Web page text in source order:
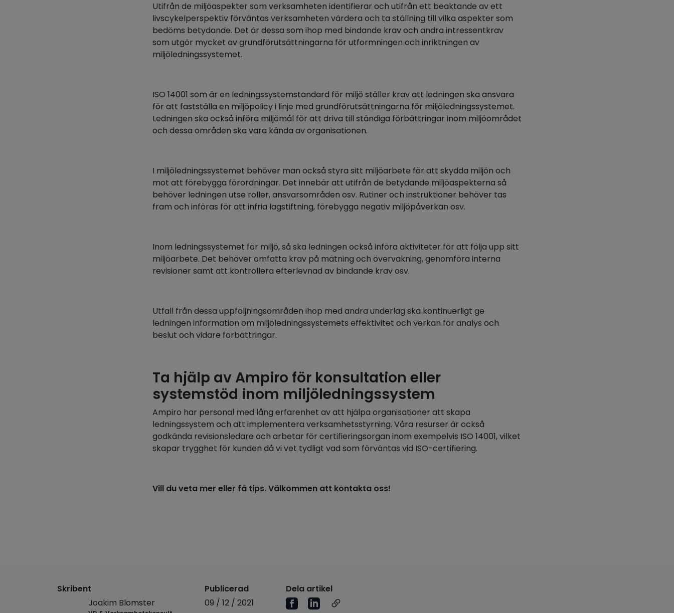
Utifrån de miljöaspekter som verksamheten identifierar och utifrån ett beaktande av ett
livscykelperspektiv förväntas verksamheten värdera och ta ställning till vilka aspekter som
bedöms betydande. Det är dessa som ihop med bindande krav och andra intressentkrav
som utgör mycket av grundförutsättningarna för utformningen och inriktningen av
miljöledningssystemet.
ISO 14001 som är en ledningssystemstandard för miljö ställer krav att ledningen ska ansvara
för att fastställa en miljöpolicy i linje med grundförutsättningarna för miljöledningssystemet.
Ledningen ska också införa miljömål för att driva till ständiga förbättringar inom miljöområdet
och dessa områden ska vara kända av organisationen.
I miljöledningssystemet behöver man också styra sitt miljöarbete för att skydda miljön och
mot att förebygga förordningar. Det innebär att utifrån de betydande miljöaspekterna så
behöver ledningen utse roller, ansvarsområden osv. Rutiner och instruktioner behöver tas
fram och införas för att infria lagstiftning, förebygga negativ miljöpåverkan osv.
Inom ledningssystemet för miljö, så ska ledningen också införa aktiviteter för att följa upp sitt
miljöarbete. Det behöver omfatta krav på mätning och övervakning, genomföra interna
revisioner samt att kontrollera efterlevnad av bindande krav osv.
Utfall från dessa uppföljningsområden ihop med andra underlag ska kontinuerligt ge
ledningen information om miljöledningssystemets effektivitet och verkan för analys och
beslut och vidare förbättringar.
Ta hjälp av Ampiro för konsultation eller
systemstöd inom miljöledningssystem
Ampiro har personal med lång erfarenhet av att hjälpa organisationer att skapa
ledningssystem och att implementera verksamhetsstyrning. Våra resurser är också
godkända revisionsledare och arbetar för certifieringsorgan inom exempelvis ISO 14001, vilket
skapar trygghet för kunden då vi vet tydligt vad som förväntas vid ISO-certifiering.
Vill du veta mer eller få tips. Välkommen att kontakta oss!
Skribent
Joakim Blomster
Publicerad
09 / 12 / 2021
Dela artikel